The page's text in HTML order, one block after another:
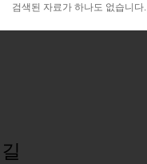
검색된 자료가 하나도 없습니다.